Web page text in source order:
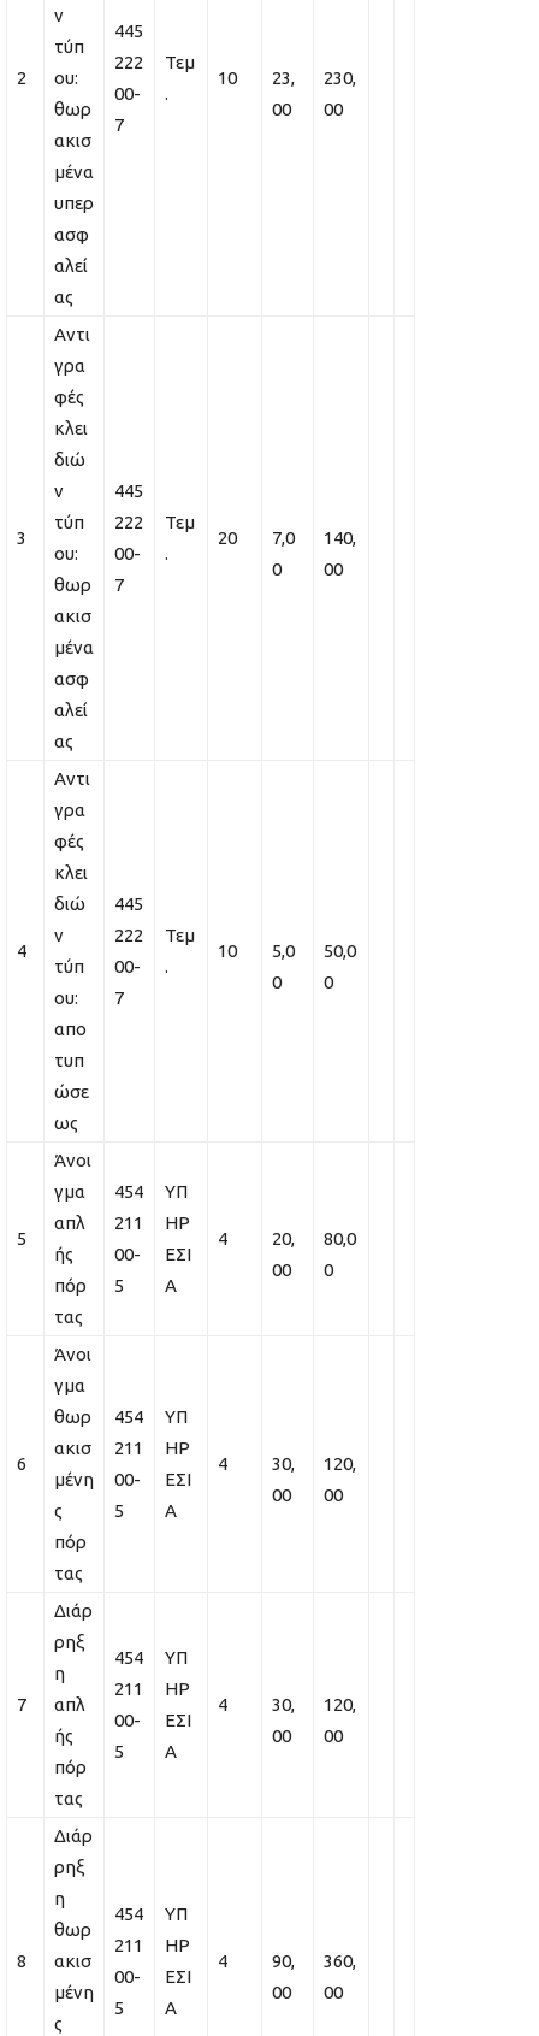
2
ν
τύπ
ου:
θωρ
ακισ
μένα
υπερ
ασφ
αλεί
ας
445
222
00-
7
Τεμ
.
10
23,
00
230,
00
3
Αντι
γρα
φές
κλει
διώ
ν
τύπ
ου:
θωρ
ακισ
μένα
ασφ
αλεί
ας
445
222
00-
7
Τεμ
.
20
7,0
0
140,
00
4
Αντι
γρα
φές
κλει
διώ
ν
τύπ
ου:
απο
τυπ
ώσε
ως
445
222
00-
7
Τεμ
.
10
5,0
0
50,0
0
5
Άνοι
γμα
απλ
ής
πόρ
τας
454
211
00-
5
ΥΠ
ΗΡ
ΕΣΙ
Α
4
20,
00
80,0
0
6
Άνοι
γμα
θωρ
ακισ
μένη
ς
πόρ
τας
454
211
00-
5
ΥΠ
ΗΡ
ΕΣΙ
Α
4
30,
00
120,
00
7
Διάρ
ρηξ
η
απλ
ής
πόρ
τας
454
211
00-
5
ΥΠ
ΗΡ
ΕΣΙ
Α
4
30,
00
120,
00
8
Διάρ
ρηξ
η
θωρ
ακισ
μένη
ς
454
211
00-
5
ΥΠ
ΗΡ
ΕΣΙ
Α
4
90,
00
360,
00